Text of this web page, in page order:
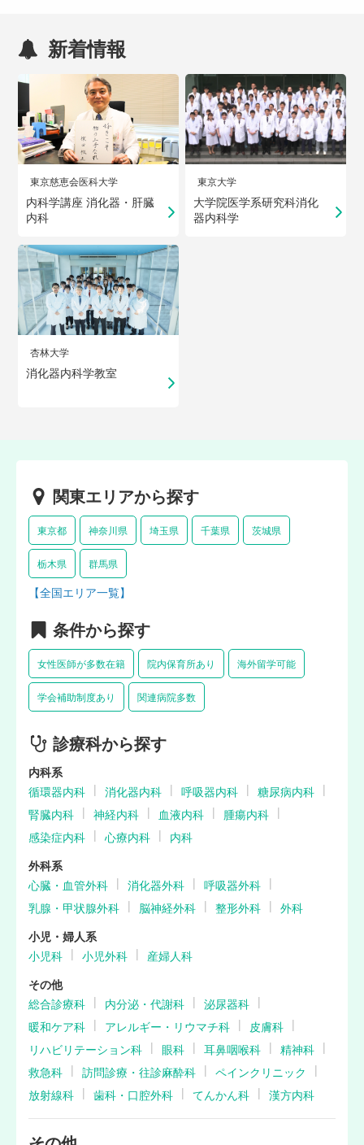
新着情報
東京慈恵会医科大学
内科学講座 消化器・肝臓
内科
東京大学
大学院医学系研究科消化
器内科学
杏林大学
消化器内科学教室
関東エリアから探す
東京都 神奈川県 埼玉県 千葉県 茨城県
栃木県 群馬県
【全国エリア一覧】
条件から探す
女性医師が多数在籍 院内保育所あり 海外留学可能
学会補助制度あり 関連病院多数
診療科から探す
内科系
循環器内科
消化器内科 呼吸器内科
糖尿病内科
腎臓内科
神経内科 血液内科
腫瘍内科
感染症内科
心療内科
内科
外科系
心臓・血管外科
消化器外科
呼吸器外科
乳腺・甲状腺外科
脳神経外科 整形外科
外科
小児・婦人系
小児科
小児外科
産婦人科
その他
総合診療科
内分泌・代謝科
泌尿器科
暖和ケア科
アレルギー・リウマチ科
皮膚科
リハビリテーション科
眼科 耳鼻咽喉科
精神科
救急科
訪問診療・往診麻酔科
ペインクリニック
放射線科
歯科・口腔外科 てんかん科 漢方内科